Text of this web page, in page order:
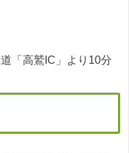
「高鷲IC」より10分